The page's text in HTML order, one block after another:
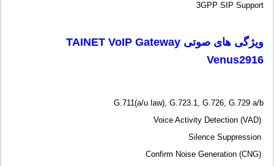
3GPP SIP Support
ویژگی های صوتی TAINET VoIP Gateway
Venus2916
G.711(a/u law), G.723.1, G.726, G.729 a/b